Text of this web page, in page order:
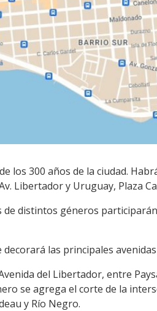
los 300 años de la ciudad.
Libertador y Uruguay, Plaza
distintos géneros
las principales
del Libertador, entre
se agrega el corte de la
y Río Negro.